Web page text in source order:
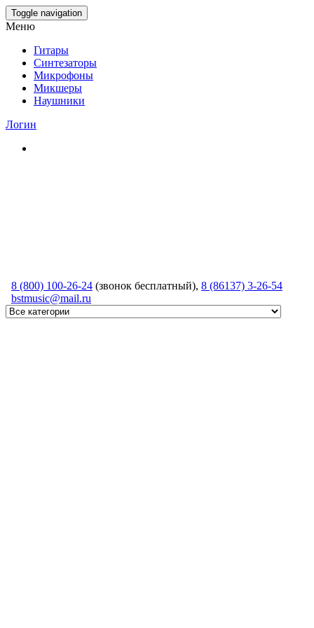
Skip
to
content
Toggle navigation
Меню
Гитары
Синтезаторы
Микрофоны
Микшеры
Наушники
Логин
8 (800) 100-26-24 (звонок бесплатный), 8 (86137) 3-26-54
bstmusic@mail.ru